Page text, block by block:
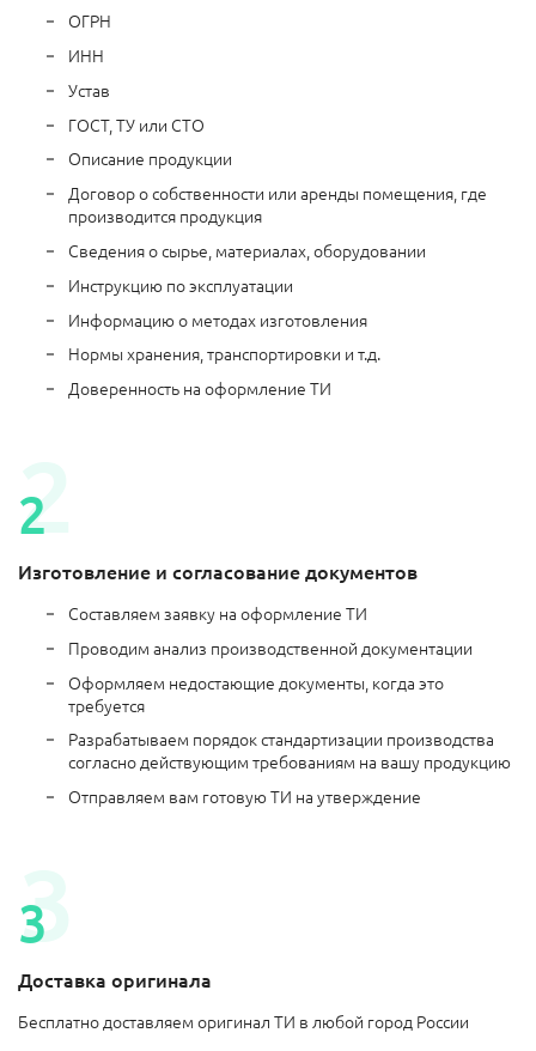
ОГРН
ИНН
Устав
ГОСТ, ТУ или СТО
Описание продукции
Договор о собственности или аренды помещения, где
производится продукция
Сведения о сырье, материалах, оборудовании
Инструкцию по эксплуатации
Информацию о методах изготовления
Нормы хранения, транспортировки и т.д.
Доверенность на оформление ТИ
Изготовление и согласование документов
Составляем заявку на оформление ТИ
Проводим анализ производственной документации
Оформляем недостающие документы, когда это
требуется
Разрабатываем порядок стандартизации производства
согласно действующим требованиям на вашу продукцию
Отправляем вам готовую ТИ на утверждение
Доставка оригинала
Бесплатно доставляем оригинал ТИ в любой город России